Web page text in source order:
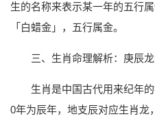
生的名称来表示某一年的五行
「白蜡金」，五行属金。
三、生肖命理解析：庚辰龙
生肖是中国古代用来纪年
0年为辰年，地支辰对应生肖龙